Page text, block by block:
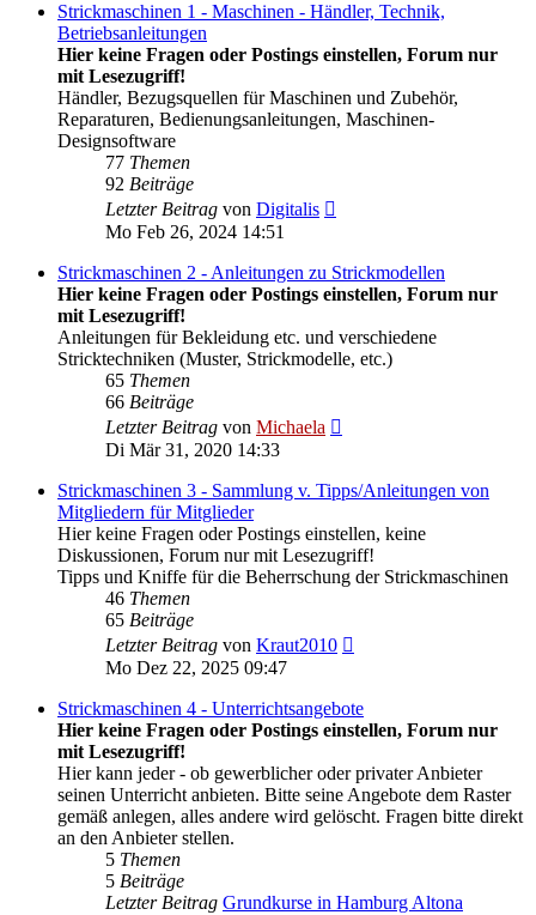
Strickmaschinen 1 - Maschinen - Händler, Technik,
Betriebsanleitungen
Hier keine Fragen oder Postings einstellen, Forum nur
mit Lesezugriff!
Händler, Bezugsquellen für Maschinen und Zubehör,
Reparaturen, Bedienungsanleitungen, Maschinen-
Designsoftware
77 Themen
92 Beiträge
Letzter Beitrag von Digitalis
Mo Feb 26, 2024 14:51
Strickmaschinen 2 - Anleitungen zu Strickmodellen
Hier keine Fragen oder Postings einstellen, Forum nur
mit Lesezugriff!
Anleitungen für Bekleidung etc. und verschiedene
Stricktechniken (Muster, Strickmodelle, etc.)
65 Themen
66 Beiträge
Letzter Beitrag von Michaela
Di Mär 31, 2020 14:33
Strickmaschinen 3 - Sammlung v. Tipps/Anleitungen von
Mitgliedern für Mitglieder
Hier keine Fragen oder Postings einstellen, keine
Diskussionen, Forum nur mit Lesezugriff!
Tipps und Kniffe für die Beherrschung der Strickmaschinen
46 Themen
65 Beiträge
Letzter Beitrag von Kraut2010
Mo Dez 22, 2025 09:47
Strickmaschinen 4 - Unterrichtsangebote
Hier keine Fragen oder Postings einstellen, Forum nur
mit Lesezugriff!
Hier kann jeder - ob gewerblicher oder privater Anbieter
seinen Unterricht anbieten. Bitte seine Angebote dem Raster
gemäß anlegen, alles andere wird gelöscht. Fragen bitte direkt
an den Anbieter stellen.
5 Themen
5 Beiträge
Letzter Beitrag Grundkurse in Hamburg Altona